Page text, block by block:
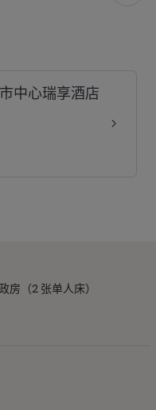
中心瑞享酒店
房（2 张单人床）